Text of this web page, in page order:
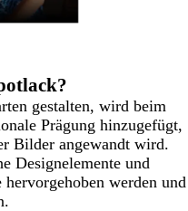
gestalten, wird beim
Prägung hinzugefügt,
Bilder angewandt wird.
Designelemente und
werden und